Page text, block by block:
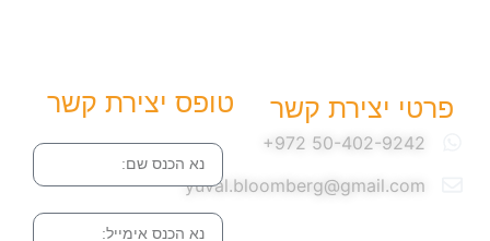
פרטי יצירת קשר
yuval.bloomberg@gmail.com
טופס יצירת קשר